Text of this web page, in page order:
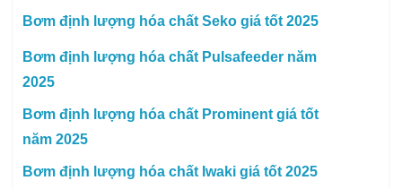
Bơm định lượng hóa chất Seko giá tốt 2025
Bơm định lượng hóa chất Pulsafeeder năm
2025
Bơm định lượng hóa chất Prominent giá tốt
năm 2025
Bơm định lượng hóa chất Iwaki giá tốt 2025